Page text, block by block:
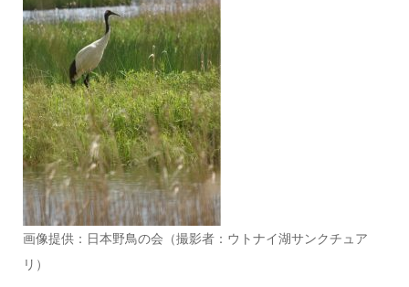
画像提供：日本野鳥の会（撮影者：ウトナイ湖サンクチュア
リ）